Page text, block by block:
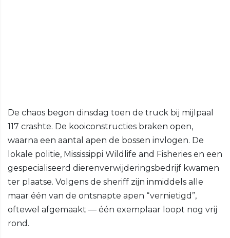
De chaos begon dinsdag toen de truck bij mijlpaal
117 crashte. De kooi­constructies braken open,
waarna een aantal apen de bossen invlogen. De
lokale politie, Mississippi Wildlife and Fisheries en een
gespecialiseerd dierenverwijderingsbedrijf kwamen
ter plaatse. Volgens de sheriff zijn inmiddels alle
maar één van de ontsnapte apen “vernietigd”,
oftewel afgemaakt — één exemplaar loopt nog vrij
rond.